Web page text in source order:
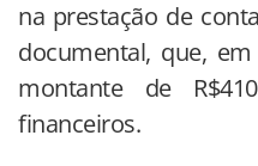
na prestação de
documental, que,
montante de
financeiros.